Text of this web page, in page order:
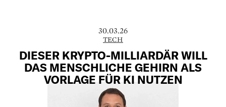
30.03.26
TECH
DIESER KRYPTO-MILLIARDÄR WILL
DAS MENSCHLICHE GEHIRN ALS
VORLAGE FÜR KI NUTZEN